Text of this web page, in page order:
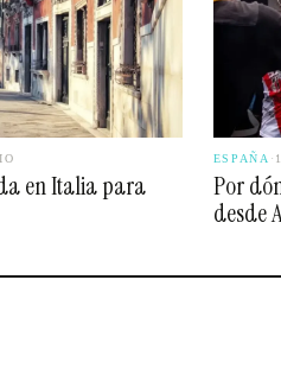
en Italia para
ESPAÑA ·
Por
desde